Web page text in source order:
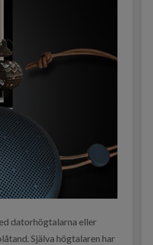
datorhögtalarna eller
Själva högtalaren har